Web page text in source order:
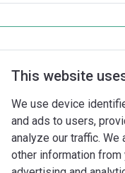
This website
We use device
and ads to users,
analyze our traffic.
other information
Productinformatie